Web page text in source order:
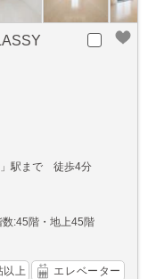
」駅まで 徒歩4分
数:45階・地上45階
以上
エレベーター